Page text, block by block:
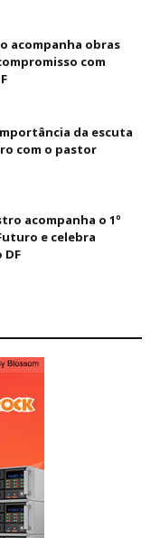
acompanha obras
com
da escuta
com o pastor
acompanha o 1º
e celebra